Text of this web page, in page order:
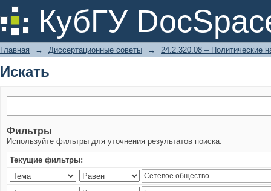
КубГУ
Искать
Главная → Диссертационные советы → 24.2.320.08 – Политические
Искать
Фильтры
Используйте фильтры для уточнения результатов поиска.
Текущие фильтры: